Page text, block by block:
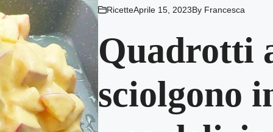
RicetteAprile 15, 2023By Francesca
Quadrotti
sciolgono